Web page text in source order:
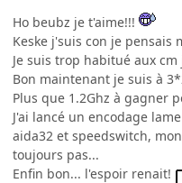
Ho beubz je t'aime!!!
Keske j'suis con je pensais
Je suis trop habitué aux
Bon maintenant je suis à
Plus que 1.2Ghz à gagner
J'ai lancé un encodage
aida32 et speedswitch,
toujours pas...
Enfin bon... l'espoir renait!